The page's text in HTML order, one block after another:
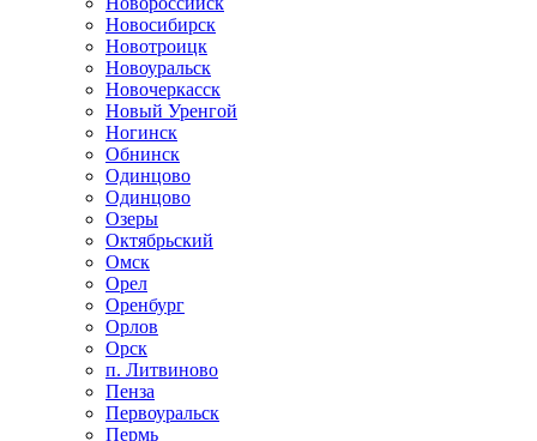
Новосибирск
Новотроицк
Новоуральск
Новочеркасск
Новый Уренгой
Ногинск
Обнинск
Одинцово
Одинцово
Озеры
Октябрьский
Омск
Орел
Оренбург
Орлов
Орск
п. Литвиново
Пенза
Первоуральск
Пермь